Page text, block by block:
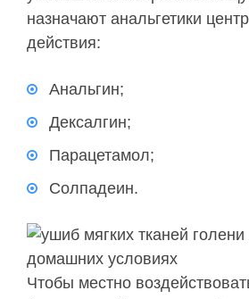
назначают анальгетики
действия:
Анальгин;
Дексалгин;
Парацетамол;
Солпадеин.
Чтобы местно